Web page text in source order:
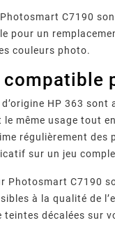
C7190
pour un
couleurs photo.
compatible
HP 363
même usage tout
régulièrement
sur un jeu
Photosmart C7190
à la qualité de
décalées sur